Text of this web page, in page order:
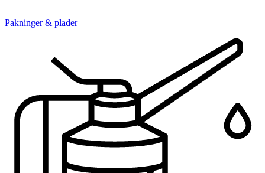
Pakninger & plader